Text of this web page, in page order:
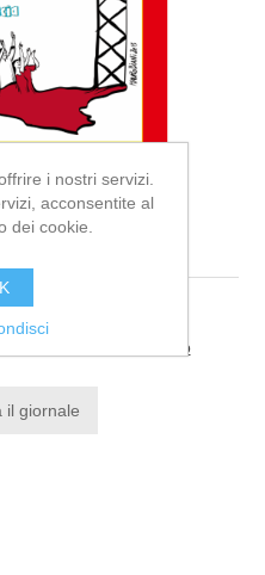
n. 29
per questo prodotto
il giornale
i nostri servizi.
acconsentite al
dei cookie.